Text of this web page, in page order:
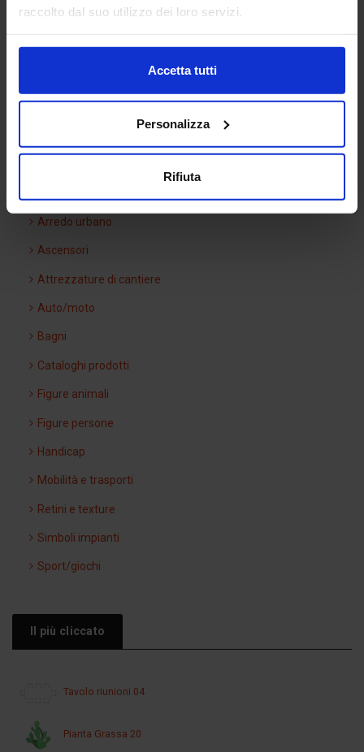
raccolto dal suo utilizzo dei loro servizi.
Accetta tutti
Personalizza
Rifiuta
Arredo urbano
Ascensori
Attrezzature di cantiere
Auto/moto
Bagni
Cataloghi prodotti
Figure animali
Figure persone
Handicap
Mobilità e trasporti
Retini e texture
Simboli impianti
Sport/giochi
Il più cliccato
Tavolo riunioni 04
Pianta Grassa 20